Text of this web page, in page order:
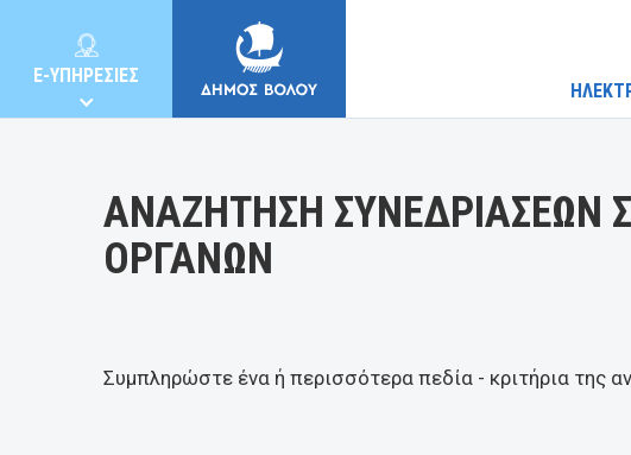
E-ΥΠΗΡΕΣΙΕΣ
ΑΝΑΖΗΤΗΣΗ ΣΥΝΕΔΡΙΑΣΕΩΝ
ΟΡΓΑΝΩΝ
Συμπληρώστε ένα ή περισσότερα πεδία - κριτήρια της